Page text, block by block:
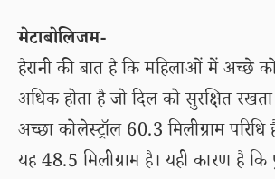
मेटाबोलिजम-
हैरानी की बात है कि महिलाओं में अच्छे
अधिक होता है जो दिल को सुरक्षित
अच्छा कोलेस्ट्रॉल 60.3 मिलीग्राम
यह 48.5 मिलीग्राम है। यही कारण है कि